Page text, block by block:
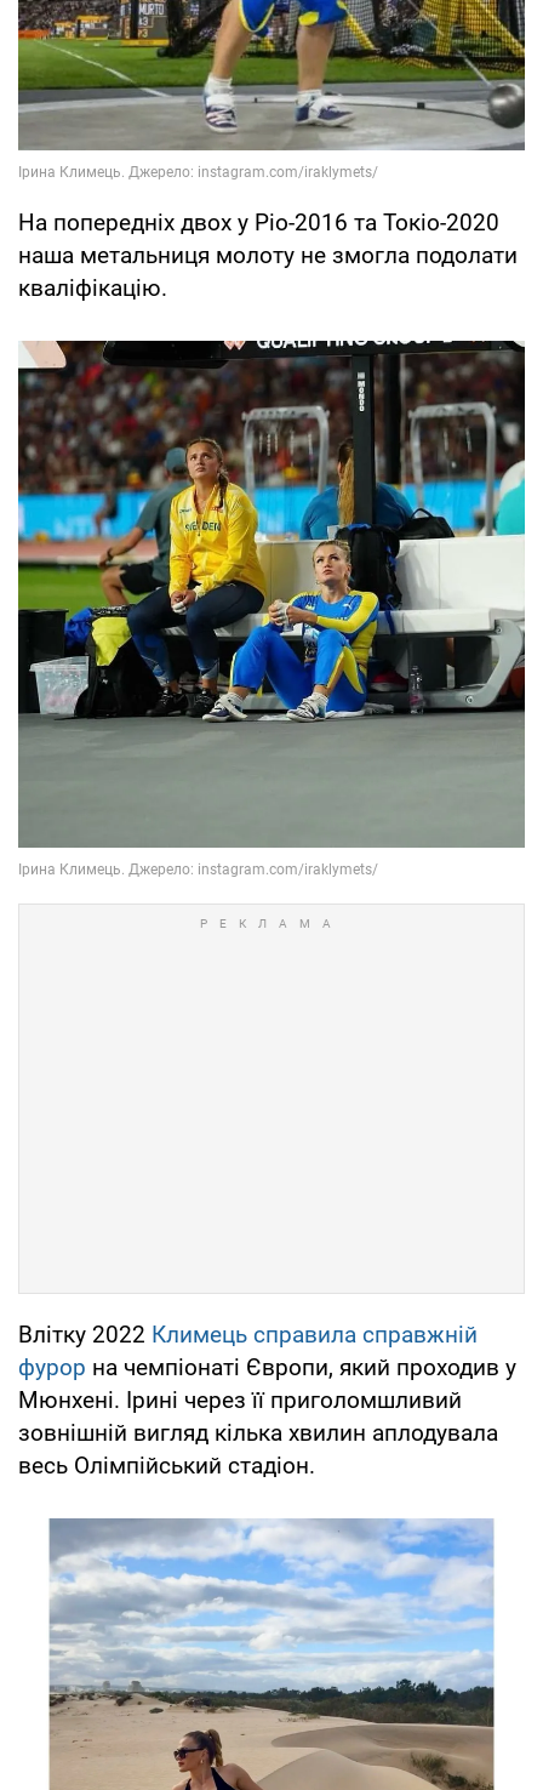
На попередніх двох у Ріо-2016 та Токіо-2020
наша метальниця молоту не змогла подолати
кваліфікацію.
Влітку 2022 Климець справила справжній
фурор на чемпіонаті Європи, який проходив у
Мюнхені. Ірині через її приголомшливий
зовнішній вигляд кілька хвилин аплодувала
весь Олімпійський стадіон.